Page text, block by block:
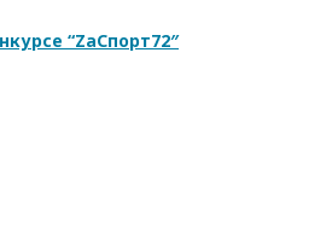
“ZаСпорт72″